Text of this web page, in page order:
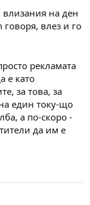
влизания на ден
влез и го
рекламата
е като
за това, за
един току-що
а по-скоро -
да им е